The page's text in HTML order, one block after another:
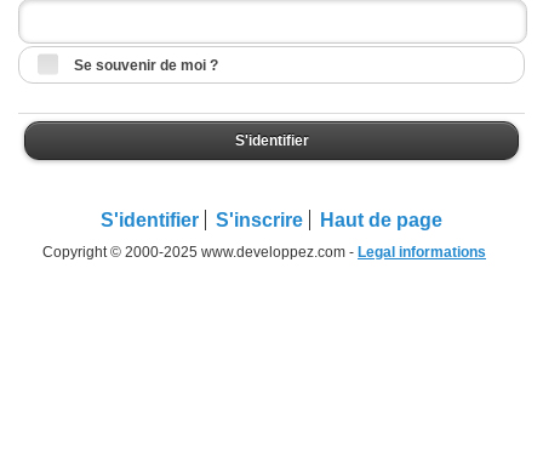
Se souvenir de moi ?
S'identifier
S'identifier S'inscrire Haut de page
Copyright © 2000-2025 www.developpez.com - Legal informations